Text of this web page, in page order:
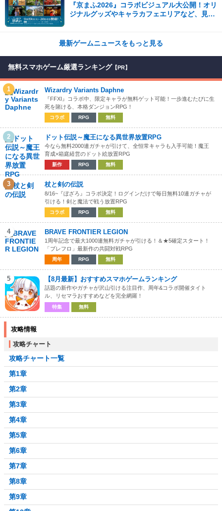
『京まふ2026』コラボビジュアル大公開！オリ
ジナルグッズやキャラカフェエリアなど、見ど
最新ゲームニュースをもっと見る
無料スマホゲーム厳選ランキング 【PR】
1 Wizardry Variants Daphne
『FFXI』コラボ中、限定キャラが無料ゲット可能！一歩進むたびに生
死を賭ける、本格ダンジョンRPG！
コラボ RPG 無料
2 ドット伝説～魔王になる異世界放置RPG
今なら無料2000連ガチャが引けて、全恒常キャラも入手可能！魔王
育成×箱庭経営のドット絵放置RPG
新作 RPG 無料
3 杖と剣の伝説
8/16~『ぼざろ』コラボ決定！ログインだけで毎日無料10連ガチャが
引ける！剣と魔法で戦う放置RPG
コラボ RPG 無料
4 BRAVE FRONTIER LEGION
1周年記念で最大1000連無料ガチャが引ける！＆★5確定スタート！
「ブレフロ」最新作の共闘対戦RPG
周年 RPG 無料
5 【8月最新】おすすめスマホゲームランキング
話題の新作やガチャが沢山引ける注目作、周年&コラボ開催タイト
ル、リセマラおすすめなどを完全網羅！
特集 無料
攻略情報
攻略チャート
攻略チャート一覧
第1章
第2章
第3章
第4章
第5章
第6章
第7章
第8章
第9章